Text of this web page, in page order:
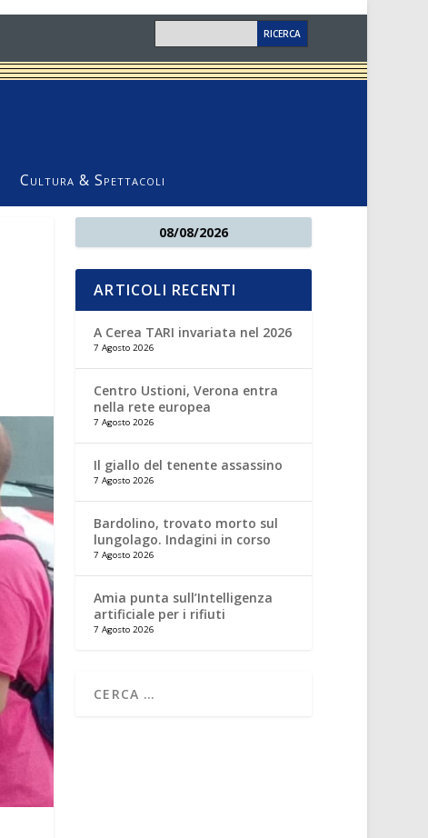
Cultura & Spettacoli
08/08/2026
ARTICOLI RECENTI
A Cerea TARI invariata nel 2026
7 Agosto 2026
Centro Ustioni, Verona entra
nella rete europea
7 Agosto 2026
Il giallo del tenente assassino
7 Agosto 2026
Bardolino, trovato morto sul
lungolago. Indagini in corso
7 Agosto 2026
Amia punta sull’Intelligenza
artificiale per i rifiuti
7 Agosto 2026